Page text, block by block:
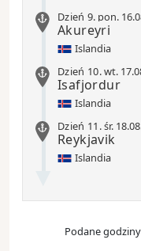
Dzień 9. pon.
Akureyri
Islandia
Dzień 10.wt.
Isafjordur
Islandia
Dzień 11 .śr.
Reykjavik
Islandia
Podane